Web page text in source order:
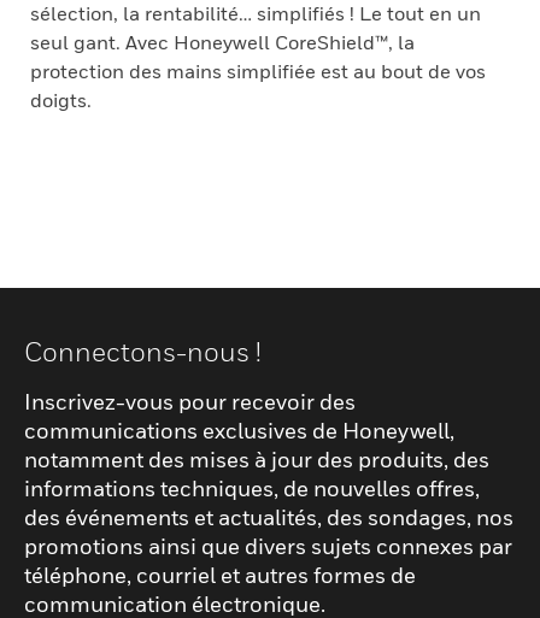
sélection, la rentabilité… simplifiés ! Le tout en un
seul gant. Avec Honeywell CoreShield™, la
protection des mains simplifiée est au bout de vos
doigts.
Connectons-nous !
Inscrivez-vous pour recevoir des
communications exclusives de Honeywell,
notamment des mises à jour des produits, des
informations techniques, de nouvelles offres,
des événements et actualités, des sondages, nos
promotions ainsi que divers sujets connexes par
téléphone, courriel et autres formes de
communication électronique.